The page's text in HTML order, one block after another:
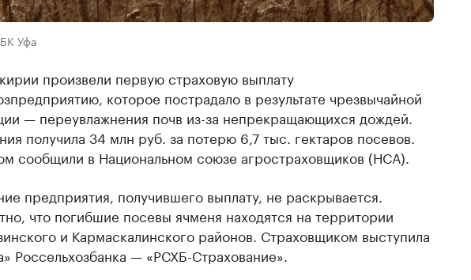
Уфа
произвели первую страховую выплату
которое пострадало в результате чрезвычайной
— переувлажнения почв из-за непрекращающихся дождей.
получила 34 млн руб. за потерю 6,7 тыс. гектаров посевов.
сообщили в Национальном союзе агростраховщиков (НСА).
предприятия, получившего выплату, не раскрывается.
что погибшие посевы ячменя находятся на территории
и Кармаскалинского районов. Страховщиком выступила
Россельхозбанка — «РСХБ-Страхование».